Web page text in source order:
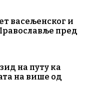
васељенског и
пред
на путу ка
на више од